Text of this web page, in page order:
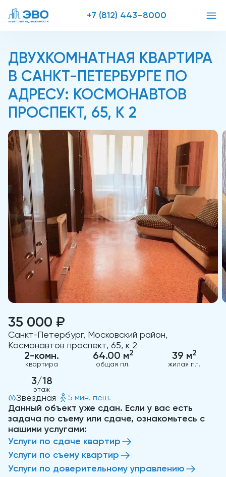
+7 (812) 443–8000
ДВУХКОМНАТНАЯ КВАРТИРА
В САНКТ-ПЕТЕРБУРГЕ ПО
АДРЕСУ: КОСМОНАВТОВ
ПРОСПЕКТ, 65, К 2
35 000 ₽
Санкт-Петербург, Московский район,
Космонавтов проспект, 65, к 2
2-комн.
квартира
64.00 м2
общая пл.
39 м2
жилая пл.
3/18
этаж
Звездная 5 мин. пеш.
Данный объект уже сдан. Если у вас есть
задача по съему или сдаче, ознакомьтесь с
нашими услугами:
Услуги по сдаче квартир
Услуги по съему квартир
Услуги по доверительному управлению